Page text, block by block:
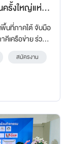
ครั้งใหญ่แห่ง
พื้นที่ภาคใต้ จับมือ
คีเครือข่าย ร่วม
สมัครงาน